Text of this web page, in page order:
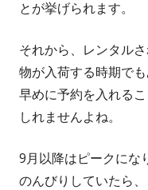
とが挙げられます。
それから、レンタル
物が入荷する時期でも
早めに予約を入れる
しれませんよね。
9月以降はピークにな
のんびりしていたら、